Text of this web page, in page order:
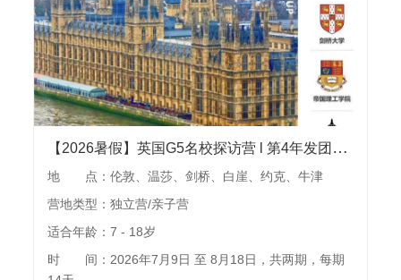
【2026暑假】英国G5名校探访营 l 第4年发团，牛津、剑桥、帝国理工等名校深度探访，哈利波特等30+热门景点，可独立可亲子
地 点：伦敦、温莎、剑桥、白崖、约克、牛津
营地类型：独立营/亲子营
适合年龄：7 - 18岁
时 间：2026年7月9日 至 8月18日，共两期，每期